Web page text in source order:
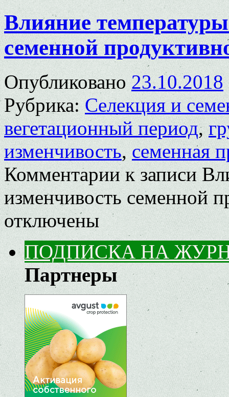
Влияние
семенной
Опубликовано 23.10.2018
Рубрика: Селекция и
вегетационный период,
изменчивость,семенная
Комментариик записи
изменчивость семенной
отключены
ПОДПИСКА НА
Партнеры